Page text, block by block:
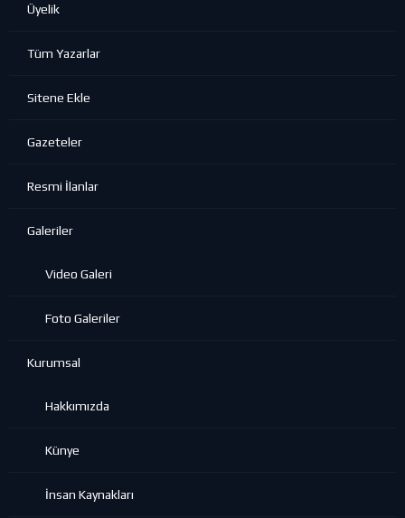
Üyelik
Tüm Yazarlar
Sitene Ekle
Gazeteler
Resmi İlanlar
Galeriler
Video Galeri
Foto Galeriler
Kurumsal
Hakkımızda
Künye
İnsan Kaynakları